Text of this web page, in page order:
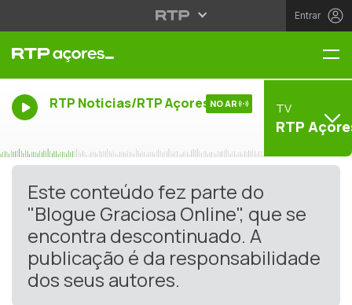
Entrar
RTP Noticias/RTP Açores NO AR TV
RTP
Este conteúdo fez parte do
"Blogue Graciosa Online", que se
encontra descontinuado. A
publicação é da responsabilidade
dos seus autores.